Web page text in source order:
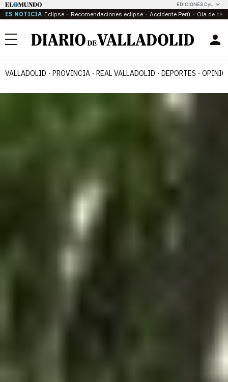
EDICIONES CyL
ES NOTICIA Eclipse Recomendaciones eclipse Accidente Perú Ola de
Menú
VALLADOLID PROVINCIA REAL VALLADOLID DEPORTES